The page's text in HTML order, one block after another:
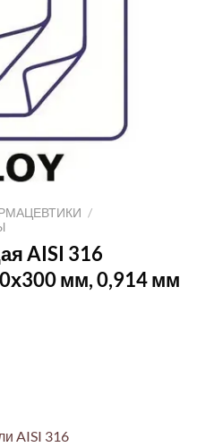
/
AISI 316
мм, 0,914 мм
AISI 316